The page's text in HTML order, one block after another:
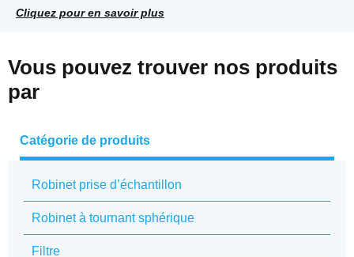
Cliquez pour en savoir plus
Vous pouvez trouver nos produits
par
Catégorie de produits
Robinet prise d’échantillon
Robinet à tournant sphérique
Filtre